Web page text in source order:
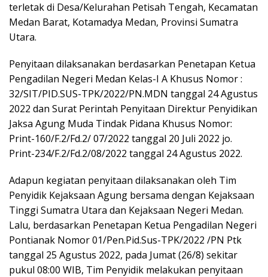
terletak di Desa/Kelurahan Petisah Tengah, Kecamatan
Medan Barat, Kotamadya Medan, Provinsi Sumatra
Utara.
Penyitaan dilaksanakan berdasarkan Penetapan Ketua
Pengadilan Negeri Medan Kelas-I A Khusus Nomor :
32/SIT/PID.SUS-TPK/2022/PN.MDN tanggal 24 Agustus
2022 dan Surat Perintah Penyitaan Direktur Penyidikan
Jaksa Agung Muda Tindak Pidana Khusus Nomor:
Print-160/F.2/Fd.2/ 07/2022 tanggal 20 Juli 2022 jo.
Print-234/F.2/Fd.2/08/2022 tanggal 24 Agustus 2022.
Adapun kegiatan penyitaan dilaksanakan oleh Tim
Penyidik Kejaksaan Agung bersama dengan Kejaksaan
Tinggi Sumatra Utara dan Kejaksaan Negeri Medan.
Lalu, berdasarkan Penetapan Ketua Pengadilan Negeri
Pontianak Nomor 01/Pen.Pid.Sus-TPK/2022 /PN Ptk
tanggal 25 Agustus 2022, pada Jumat (26/8) sekitar
pukul 08:00 WIB, Tim Penyidik melakukan penyitaan